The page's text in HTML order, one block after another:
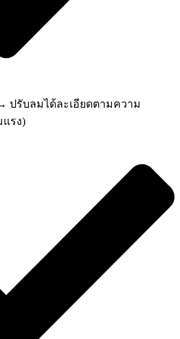
ปรับลมได้ละเอียดตามความ
แรง)